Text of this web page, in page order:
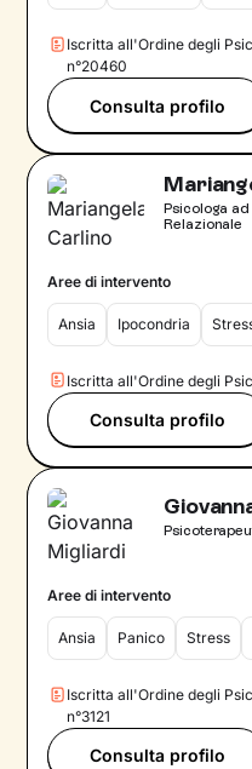
Iscritta all'Ordine degli
n°20460
Consulta profilo
Psicologa
Relazionale
Aree di intervento
Ansia Ipocondria
Iscritta all'Ordine degli
Consulta profilo
Aree di intervento
Ansia Panico Stress
Iscritta all'Ordine degli
n°3121
Consulta profilo